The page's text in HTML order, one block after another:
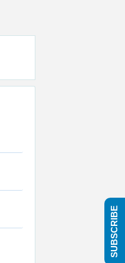
SUBSCRIBE